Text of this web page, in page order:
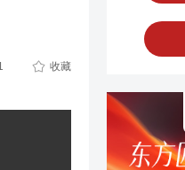
 收藏